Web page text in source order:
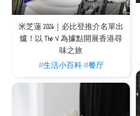
常见问题
我想深度探索铜锣湾的历
入住 The V 哪个服务式住
推荐您入住位于铜锣湾道25号的 V
气息的「虎豹别墅」只需约 15 分钟；前往
也只需约 14 分钟。沿途您更可漫步经过香
铜锣湾避风塘及怡和午炮
Causeway Bay 出发需要
米芝蓮 2026｜必比登推介名單出
爐！以 The V 為據點開展香港尋
味之旅
#生活小百科 #餐厅